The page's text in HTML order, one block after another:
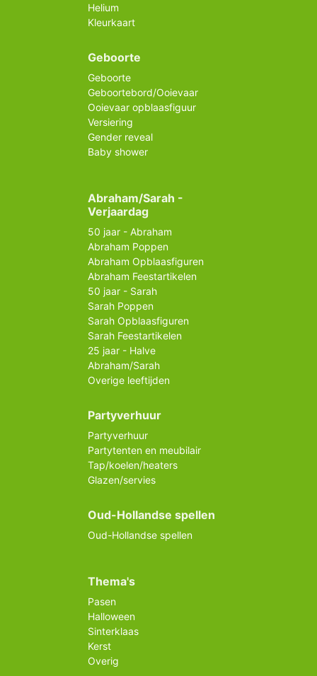
Helium
Kleurkaart
Geboorte
Geboorte
Geboortebord/Ooievaar
Ooievaar opblaasfiguur
Versiering
Gender reveal
Baby shower
Abraham/Sarah -
Verjaardag
50 jaar - Abraham
Abraham Poppen
Abraham Opblaasfiguren
Abraham Feestartikelen
50 jaar - Sarah
Sarah Poppen
Sarah Opblaasfiguren
Sarah Feestartikelen
25 jaar - Halve
Abraham/Sarah
Overige leeftijden
Partyverhuur
Partyverhuur
Partytenten en meubilair
Tap/koelen/heaters
Glazen/servies
Oud-Hollandse spellen
Oud-Hollandse spellen
Thema's
Pasen
Halloween
Sinterklaas
Kerst
Overig